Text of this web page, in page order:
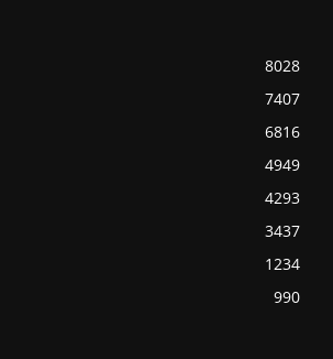
8028
7407
6816
4949
4293
3437
1234
990